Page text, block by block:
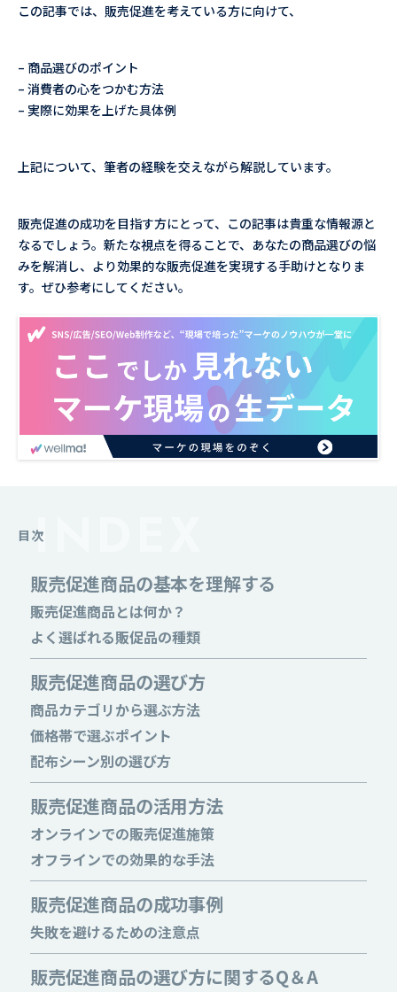
この記事では、販売促進を考えている方に向けて、
– 商品選びのポイント
– 消費者の心をつかむ方法
– 実際に効果を上げた具体例
上記について、筆者の経験を交えながら解説しています。
販売促進の成功を目指す方にとって、この記事は貴重な情報源と
なるでしょう。新たな視点を得ることで、あなたの商品選びの悩
みを解消し、より効果的な販売促進を実現する手助けとなりま
す。ぜひ参考にしてください。
目次
販売促進商品の基本を理解する
販売促進商品とは何か？
よく選ばれる販促品の種類
販売促進商品の選び方
商品カテゴリから選ぶ方法
価格帯で選ぶポイント
配布シーン別の選び方
販売促進商品の活用方法
オンラインでの販売促進施策
オフラインでの効果的な手法
販売促進商品の成功事例
失敗を避けるための注意点
販売促進商品の選び方に関するQ＆A